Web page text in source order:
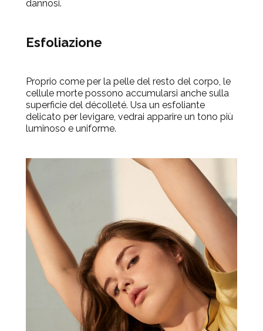
dannosi.
Esfoliazione
Proprio come per la pelle del resto del corpo, le
cellule morte possono accumularsi anche sulla
superficie del décolleté. Usa un esfoliante
delicato per levigare, vedrai apparire un tono più
luminoso e uniforme.